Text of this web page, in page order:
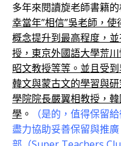
多年來閱讀旋老師書籍
幸當年”相信”吳老師，
概念提升到最高程度，
授，東京外國語大學荒
昭文教授等等。並且受
韓文與蒙古文的學習與
學院院長嚴翼相教授，
學 。
（是的，值得保留
盡力協助妥善保留與推